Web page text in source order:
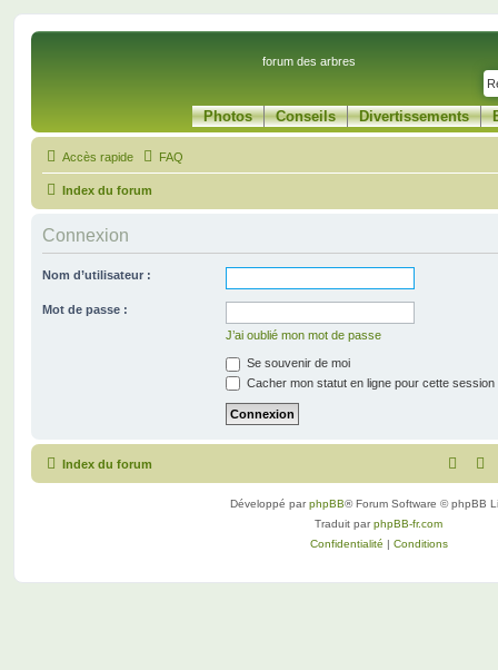
forum des arbres
Photos Conseils Divertissements
Accès rapide FAQ
Index du forum
Connexion
Nom d’utilisateur :
Mot de passe :
J’ai oublié mon mot de passe
Se souvenir de moi
Cacher mon statut en ligne pour cette session
Index du forum
Développé parphpBB® Forum Software © phpBB
Traduit parphpBB-fr.com
Confidentialité | Conditions